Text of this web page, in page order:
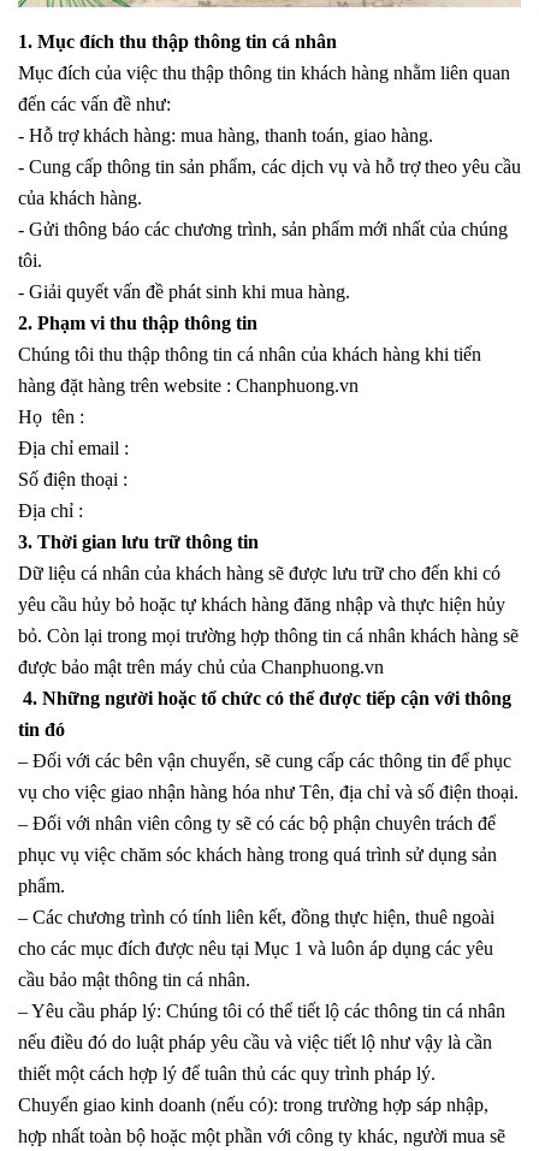
1. Mục đích thu thập thông tin cá nhân
Mục đích của việc thu thập thông tin khách hàng nhằm liên quan
đến các vấn đề như:
- Hỗ trợ khách hàng: mua hàng, thanh toán, giao hàng.
- Cung cấp thông tin sản phẩm, các dịch vụ và hỗ trợ theo yêu cầu
của khách hàng.
- Gửi thông báo các chương trình, sản phẩm mới nhất của chúng
tôi.
- Giải quyết vấn đề phát sinh khi mua hàng.
2. Phạm vi thu thập thông tin
Chúng tôi thu thập thông tin cá nhân của khách hàng khi tiến
hàng đặt hàng trên website : Chanphuong.vn
Họ tên :
Địa chỉ email :
Số điện thoại :
Địa chỉ :
3. Thời gian lưu trữ thông tin
Dữ liệu cá nhân của khách hàng sẽ được lưu trữ cho đến khi có
yêu cầu hủy bỏ hoặc tự khách hàng đăng nhập và thực hiện hủy
bỏ. Còn lại trong mọi trường hợp thông tin cá nhân khách hàng sẽ
được bảo mật trên máy chủ của Chanphuong.vn
4. Những người hoặc tổ chức có thể được tiếp cận với thông
tin đó
– Đối với các bên vận chuyển, sẽ cung cấp các thông tin để phục
vụ cho việc giao nhận hàng hóa như Tên, địa chỉ và số điện thoại.
– Đối với nhân viên công ty sẽ có các bộ phận chuyên trách để
phục vụ việc chăm sóc khách hàng trong quá trình sử dụng sản
phẩm.
– Các chương trình có tính liên kết, đồng thực hiện, thuê ngoài
cho các mục đích được nêu tại Mục 1 và luôn áp dụng các yêu
cầu bảo mật thông tin cá nhân.
– Yêu cầu pháp lý: Chúng tôi có thể tiết lộ các thông tin cá nhân
nếu điều đó do luật pháp yêu cầu và việc tiết lộ như vậy là cần
thiết một cách hợp lý để tuân thủ các quy trình pháp lý.
Chuyển giao kinh doanh (nếu có): trong trường hợp sáp nhập,
hợp nhất toàn bộ hoặc một phần với công ty khác, người mua sẽ